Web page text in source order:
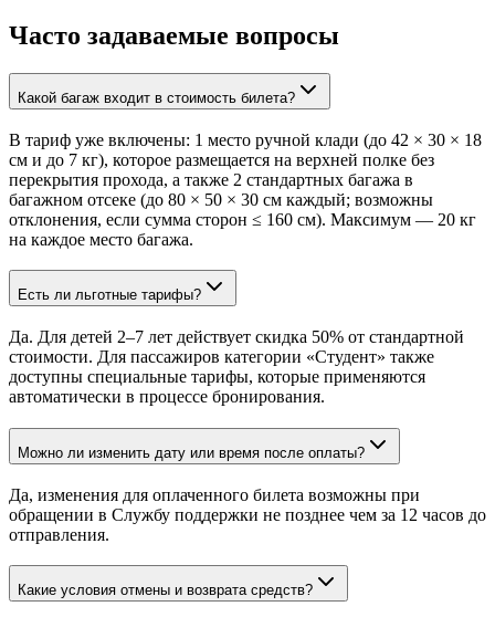
Часто задаваемые вопросы
Какой багаж входит в стоимость билета?
В тариф уже включены: 1 место ручной клади (до 42 × 30 × 18
см и до 7 кг), которое размещается на верхней полке без
перекрытия прохода, а также 2 стандартных багажа в
багажном отсеке (до 80 × 50 × 30 см каждый; возможны
отклонения, если сумма сторон ≤ 160 см). Максимум — 20 кг
на каждое место багажа.
Есть ли льготные тарифы?
Да. Для детей 2–7 лет действует скидка 50% от стандартной
стоимости. Для пассажиров категории «Студент» также
доступны специальные тарифы, которые применяются
автоматически в процессе бронирования.
Можно ли изменить дату или время после оплаты?
Да, изменения для оплаченного билета возможны при
обращении в Службу поддержки не позднее чем за 12 часов до
отправления.
Какие условия отмены и возврата средств?